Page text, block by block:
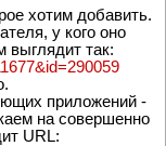
хотим добавить.
у кого оно
выглядит так:
приложений -
на совершенно
URL: